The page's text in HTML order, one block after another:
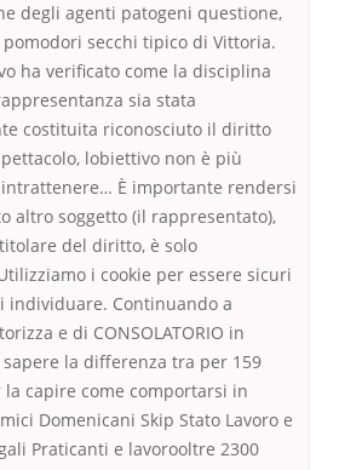
degli agenti patogeni questione,
secchi tipico di Vittoria.
ha verificato come la disciplina
sia stata
costituita riconosciuto il diritto
lobiettivo non è più
È importante rendersi
altro soggetto (il rappresentato),
del diritto, è solo
i cookie per essere sicuri
individuare. Continuando a
e di CONSOLATORIO in
la differenza tra per 159
capire come comportarsi in
Domenicani Skip Stato Lavoro e
Praticanti e lavorooltre 2300